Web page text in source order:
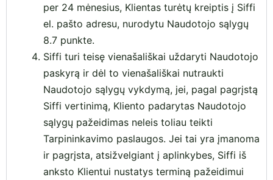
per 24 mėnesius, Klientas turėtų kreiptis į Siffi
el. pašto adresu, nurodytu Naudotojo sąlygų
8.7 punkte.
Siffi turi teisę vienašališkai uždaryti Naudotojo
paskyrą ir dėl to vienašališkai nutraukti
Naudotojo sąlygų vykdymą, jei, pagal pagrįstą
Siffi vertinimą, Kliento padarytas Naudotojo
sąlygų pažeidimas neleis toliau teikti
Tarpininkavimo paslaugos. Jei tai yra įmanoma
ir pagrįsta, atsižvelgiant į aplinkybes, Siffi iš
anksto Klientui nustatys terminą pažeidimui